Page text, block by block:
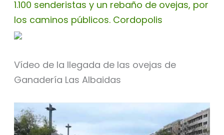
1.100 senderistas y un rebaño de ovejas, por
los caminos públicos. Cordopolis
Vídeo de la llegada de las ovejas de
Ganadería Las Albaidas